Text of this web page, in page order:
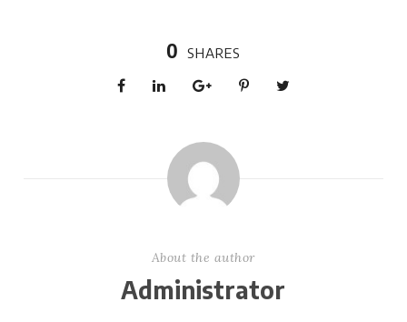
0 SHARES
About the author
Administrator